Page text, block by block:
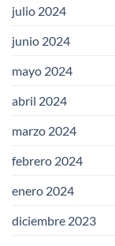
julio 2024
junio 2024
mayo 2024
abril 2024
marzo 2024
febrero 2024
enero 2024
diciembre 2023